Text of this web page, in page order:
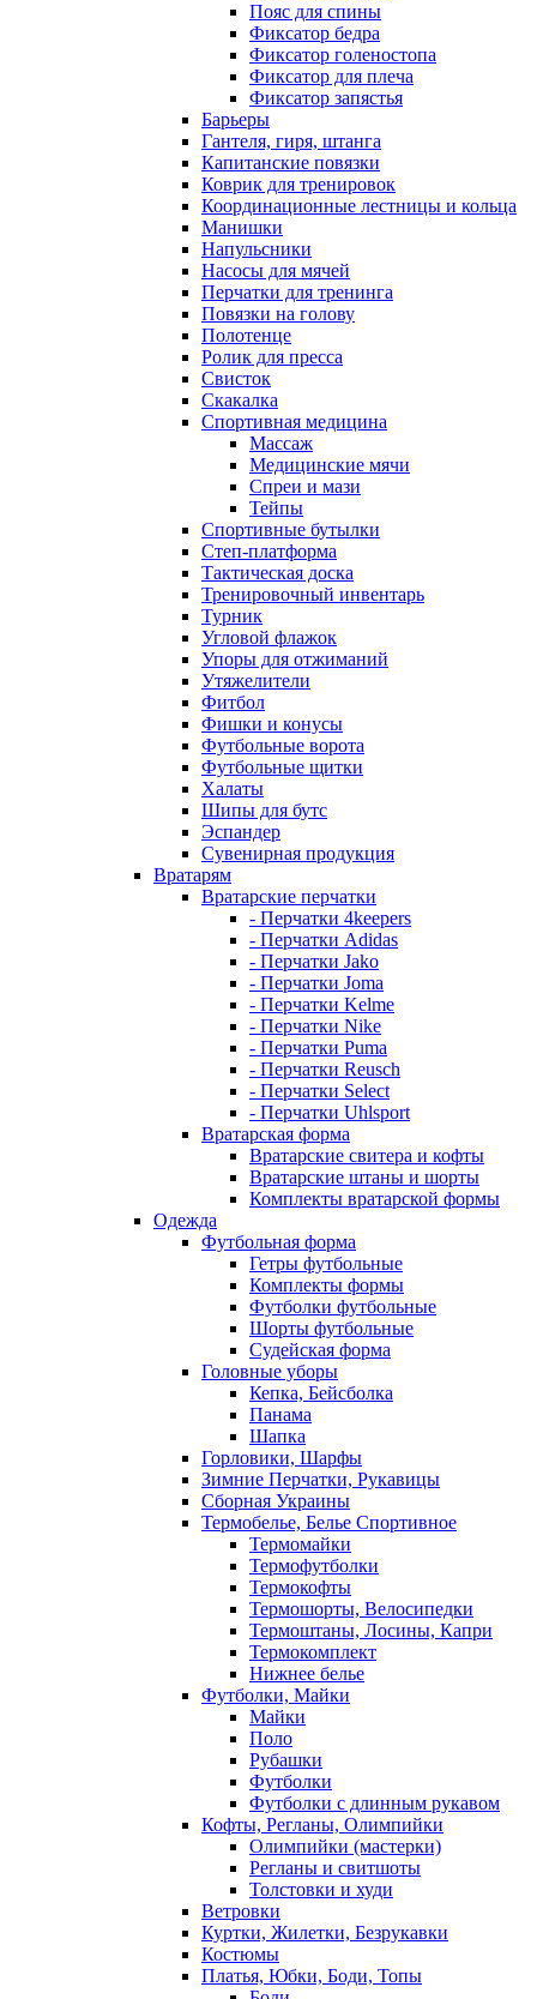
Пояс для спины
Фиксатор бедра
Фиксатор голеностопа
Фиксатор для плеча
Фиксатор запястья
Барьеры
Гантеля, гиря, штанга
Капитанские повязки
Коврик для тренировок
Координационные лестницы и кольца
Манишки
Напульсники
Насосы для мячей
Перчатки для тренинга
Повязки на голову
Полотенце
Ролик для пресса
Свисток
Скакалка
Спортивная медицина
Массаж
Медицинские мячи
Спреи и мази
Тейпы
Спортивные бутылки
Степ-платформа
Тактическая доска
Тренировочный инвентарь
Турник
Угловой флажок
Упоры для отжиманий
Утяжелители
Фитбол
Фишки и конусы
Футбольные ворота
Футбольные щитки
Халаты
Шипы для бутс
Эспандер
Сувенирная продукция
Вратарям
Вратарские перчатки
- Перчатки 4keepers
- Перчатки Adidas
- Перчатки Jako
- Перчатки Joma
- Перчатки Kelme
- Перчатки Nike
- Перчатки Puma
- Перчатки Reusch
- Перчатки Select
- Перчатки Uhlsport
Вратарская форма
Вратарские свитера и кофты
Вратарские штаны и шорты
Комплекты вратарской формы
Одежда
Футбольная форма
Гетры футбольные
Комплекты формы
Футболки футбольные
Шорты футбольные
Судейская форма
Головные уборы
Кепка, Бейсболка
Панама
Шапка
Горловики, Шарфы
Зимние Перчатки, Рукавицы
Сборная Украины
Термобелье, Белье Спортивное
Термомайки
Термофутболки
Термокофты
Термошорты, Велосипедки
Термоштаны, Лосины, Капри
Термокомплект
Нижнее белье
Футболки, Майки
Майки
Поло
Рубашки
Футболки
Футболки с длинным рукавом
Кофты, Регланы, Олимпийки
Олимпийки (мастерки)
Регланы и свитшоты
Толстовки и худи
Ветровки
Куртки, Жилетки, Безрукавки
Костюмы
Платья, Юбки, Боди, Топы